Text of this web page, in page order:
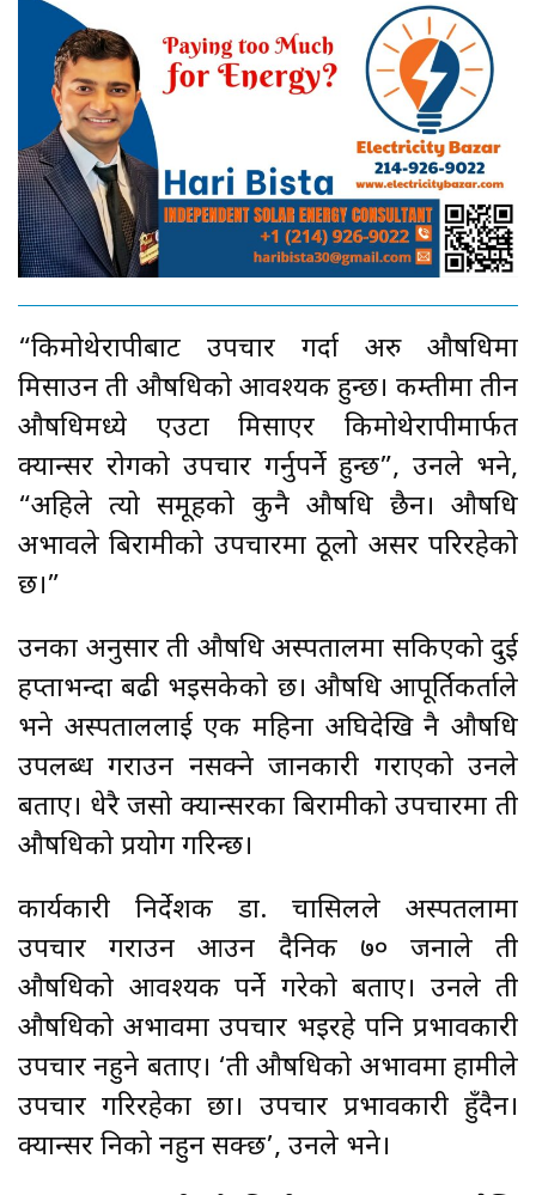
“किमोथेरापीबाट उपचार गर्दा अरु औषधिमा
मिसाउन ती औषधिको आवश्यक हुन्छ। कम्तीमा तीन
औषधिमध्ये एउटा मिसाएर किमोथेरापीमार्फत
क्यान्सर रोगको उपचार गर्नुपर्ने हुन्छ”, उनले भने,
“अहिले त्यो समूहको कुनै औषधि छैन। औषधि
अभावले बिरामीको उपचारमा ठूलो असर परिरहेको
छ।”
उनका अनुसार ती औषधि अस्पतालमा सकिएको दुई
हप्ताभन्दा बढी भइसकेको छ। औषधि आपूर्तिकर्ताले
भने अस्पताललाई एक महिना अघिदेखि नै औषधि
उपलब्ध गराउन नसक्ने जानकारी गराएको उनले
बताए। धेरै जसो क्यान्सरका बिरामीको उपचारमा ती
औषधिको प्रयोग गरिन्छ।
कार्यकारी निर्देशक डा. चासिलले अस्पतलामा
उपचार गराउन आउन दैनिक ७० जनाले ती
औषधिको आवश्यक पर्ने गरेको बताए। उनले ती
औषधिको अभावमा उपचार भइरहे पनि प्रभावकारी
उपचार नहुने बताए। ‘ती औषधिको अभावमा हामीले
उपचार गरिरहेका छौँ। उपचार प्रभावकारी हुँदैन।
क्यान्सर निको नहुन सक्छ’, उनले भने।